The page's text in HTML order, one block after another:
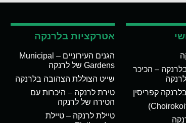
– הכיכר
קפריסין
אטרקציות בלרנקה
הגנים העירוניים – Municipal
Gardens של לרנקה
שייט הצוללת הצהובה בלרנקה
טירת לרנקה – היכרות עם
הטירה של לרנקה
טיילת לרנקה – טיילת